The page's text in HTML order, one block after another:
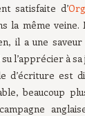
satisfaite d’
la même
il a une
su l’apprécier à
d’écriture est
beaucoup